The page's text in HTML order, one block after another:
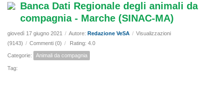
Banca Dati Regionale degli animali da
compagnia - Marche (SINAC-MA)
giovedì 17 giugno 2021 / Autore: Redazione VeSA / Visualizzazioni
(9143) / Commenti (0) / Rating: 4.0
Categorie: Animali da compagnia
Tag: